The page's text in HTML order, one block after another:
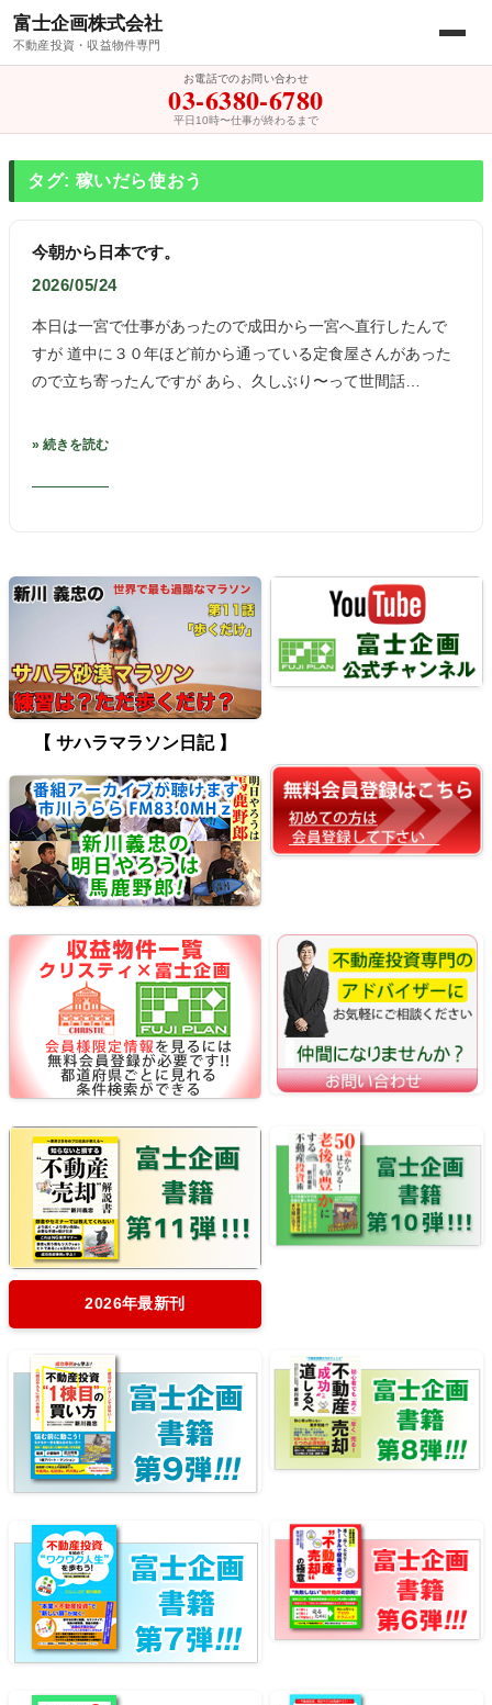
富士企画株式会社
不動産投資・収益物件専門
お電話でのお問い合わせ
03-6380-6780
平日10時〜仕事が終わるまで
タグ: 稼いだら使おう
今朝から日本です。
2026/05/24
本日は一宮で仕事があったので成田から一宮へ直行したんで
すが 道中に３０年ほど前から通っている定食屋さんがあった
ので立ち寄ったんですが あら、久しぶり〜って世間話…
» 続きを読む
【 サハラマラソン日記 】
2026年最新刊